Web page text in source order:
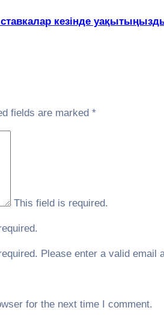
кезінде
fields are marked *
This field is required.
Please enter a valid email
for the next time I comment.